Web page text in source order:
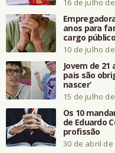
anos para
cargo
10 de julho
Jovem de
pais são
nascer’
15 de julho
Os 10
de Eduardo
profissão
30 de abril de